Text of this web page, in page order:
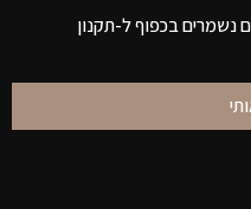
נשמרים בכפוף ל-תקנון